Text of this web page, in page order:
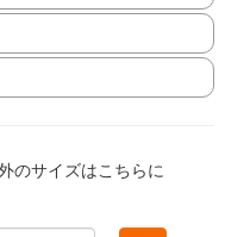
サイズはこちらに